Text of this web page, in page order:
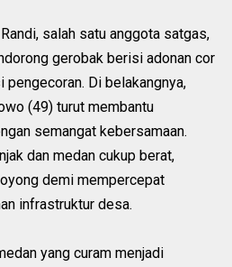
salah satu anggota satgas,
gerobak berisi adonan cor
pengecoran. Di belakangnya,
(49) turut membantu
semangat kebersamaan.
dan medan cukup berat,
demi mempercepat
infrastruktur desa.
yang curam menjadi